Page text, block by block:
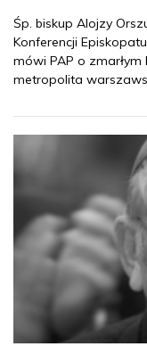
Śp. biskup Alojzy
Konferencji
mówi PAP o zmarłym
metropolita